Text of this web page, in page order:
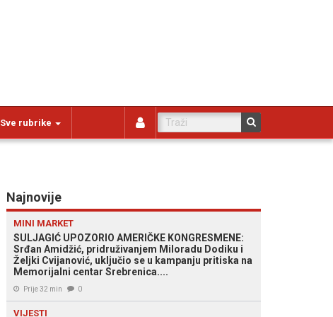
Sve rubrike
Najnovije
MINI MARKET
SULJAGIĆ UPOZORIO AMERIČKE KONGRESMENE:
Srđan Amidžić, pridruživanjem Miloradu Dodiku i
Željki Cvijanović, uključio se u kampanju pritiska na
Memorijalni centar Srebrenica....
Prije 32 min 0
VIJESTI